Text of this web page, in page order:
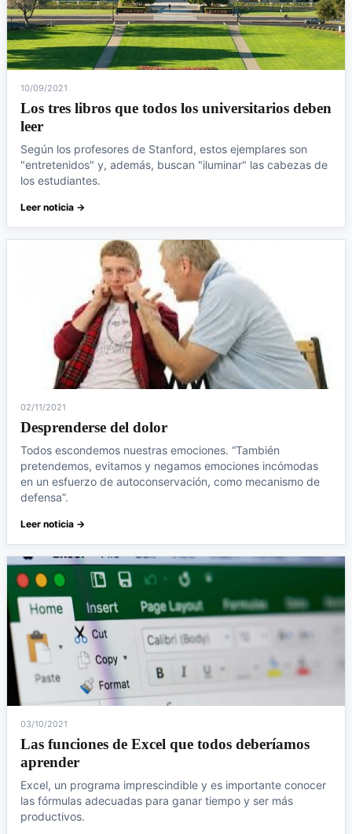
10/09/2021
Los tres libros que todos los universitarios deben
leer
Según los profesores de Stanford, estos ejemplares son
"entretenidos" y, además, buscan "iluminar" las cabezas de
los estudiantes.
Leer noticia →
02/11/2021
Desprenderse del dolor
Todos escondemos nuestras emociones. “También
pretendemos, evitamos y negamos emociones incómodas
en un esfuerzo de autoconservación, como mecanismo de
defensa”.
Leer noticia →
03/10/2021
Las funciones de Excel que todos deberíamos
aprender
Excel, un programa imprescindible y es importante conocer
las fórmulas adecuadas para ganar tiempo y ser más
productivos.